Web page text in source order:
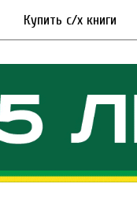
Купить с/х книги